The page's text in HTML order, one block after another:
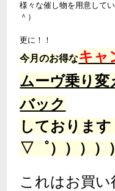
様々な催し物を用意して
＾）
更に！！
今月のお得なキャ
ムーヴ乗り変
バック
しておりま
▽゜）））））
これはお買